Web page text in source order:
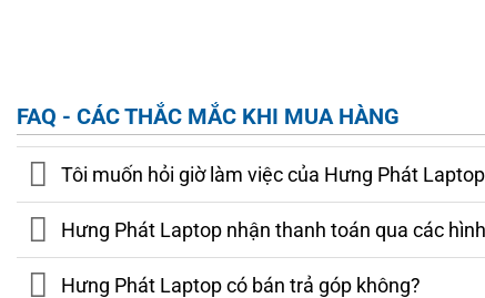
FAQ - CÁC THẮC MẮC KHI MUA HÀNG
Tôi muốn hỏi giờ làm việc của Hưng Phát
Hưng Phát Laptop nhận thanh toán qua các
Hưng Phát Laptop có bán trả góp không?